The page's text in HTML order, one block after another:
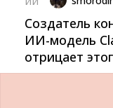
Создатель
ИИ-модель
отрицает